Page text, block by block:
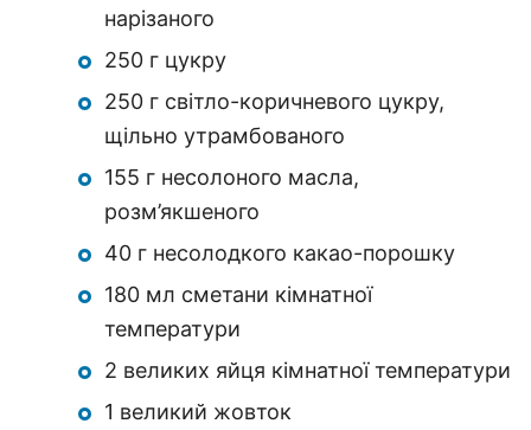
нарізаного
250 г цукру
250 г світло-коричневого цукру,
щільно утрамбованого
155 г несолоного масла,
розм’якшеного
40 г несолодкого какао-порошку
180 мл сметани кімнатної
температури
2 великих яйця кімнатної температури
1 великий жовток